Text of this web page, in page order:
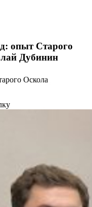
опыт Старого
Дубинин
Оскола